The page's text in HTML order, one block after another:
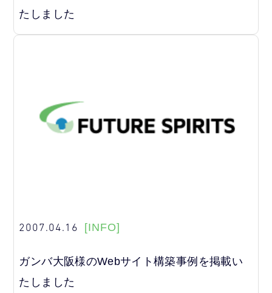
たしました
2007.04.16 [INFO]
ガンバ大阪様のWebサイト構築事例を掲載い
たしました